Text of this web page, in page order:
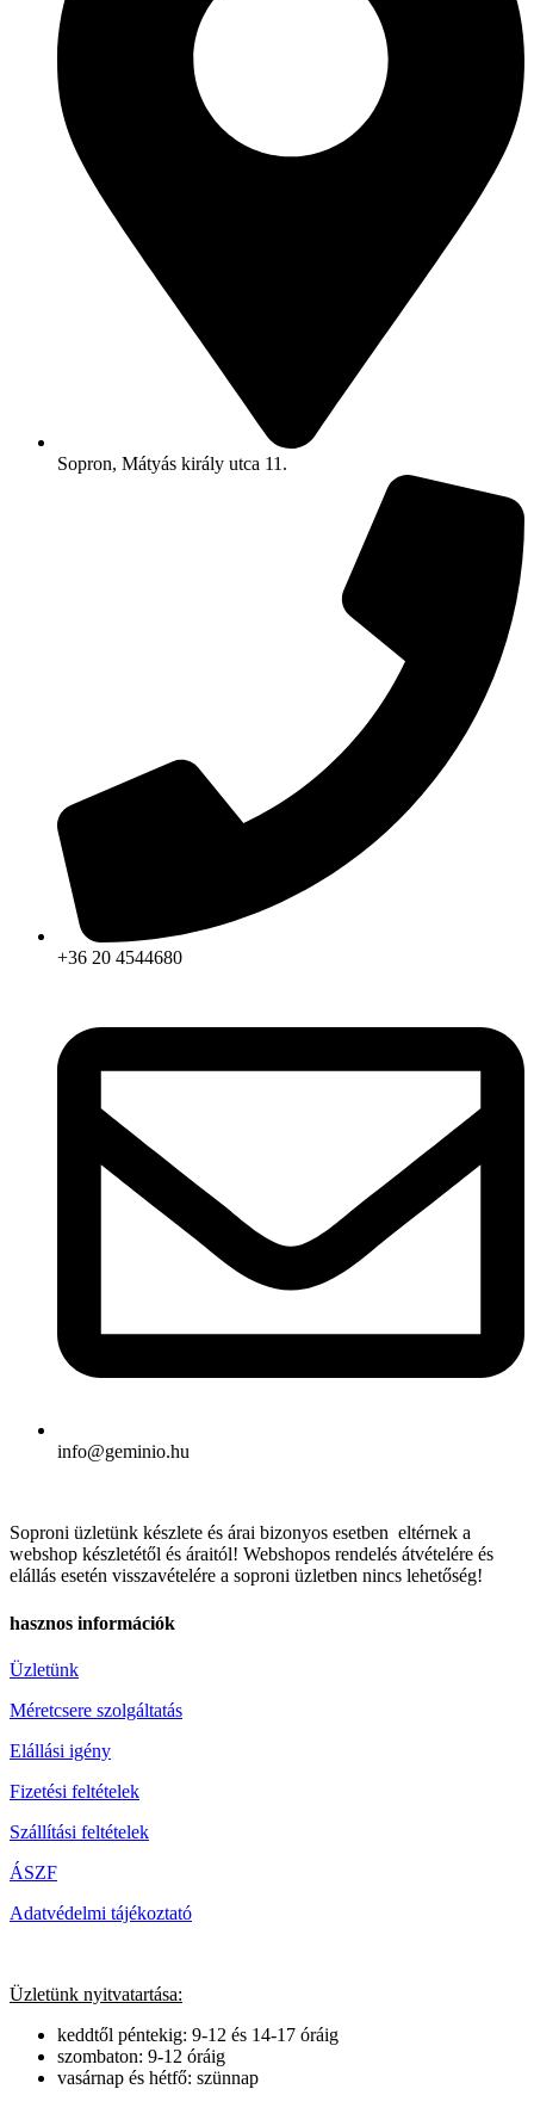
Sopron, Mátyás király utca 11.
+36 20 4544680
info@geminio.hu
Soproni üzletünk készlete és árai bizonyos esetben eltérnek a
webshop készletétől és áraitól! Webshopos rendelés átvételére és
elállás esetén visszavételére a soproni üzletben nincs lehetőség!
hasznos információk
Üzletünk
Méretcsere szolgáltatás
Elállási igény
Fizetési feltételek
Szállítási feltételek
ÁSZF
Adatvédelmi tájékoztató
Üzletünk nyitvatartása:
keddtől péntekig: 9-12 és 14-17 óráig
szombaton: 9-12 óráig
vasárnap és hétfő: szünnap